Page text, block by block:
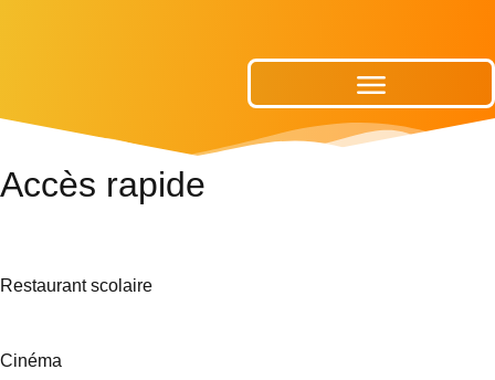
Accès rapide
Restaurant scolaire
Cinéma